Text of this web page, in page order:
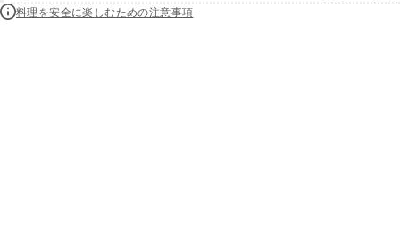
料理を安全に楽しむための注意事項